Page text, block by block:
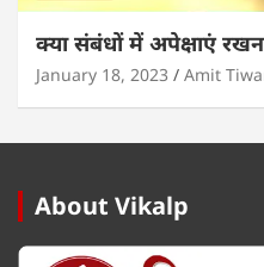
क्या संबंधों में अपेक्षाएं
January 18, 2023 Amit
About Vikalp